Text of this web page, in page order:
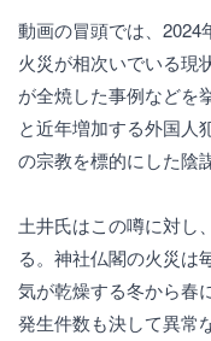
動画の冒頭では、2024
火災が相次いでいる現
が全焼した事例などを
と近年増加する外国人
の宗教を標的にした陰
土井氏はこの噂に対し
る。神社仏閣の火災は
気が乾燥する冬から春
発生件数も決して異常